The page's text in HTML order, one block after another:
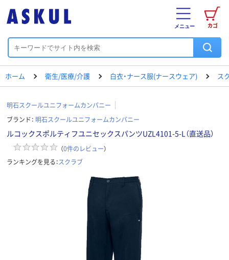
カゴ
メニュー
ホーム 衛生/医療/介護 白衣・ナース服(ナースウェア) ス
明石スクールユニフォームカンパニー
ブランド： 明石スクールユニフォームカンパニー
ルコックスポルティフユニセックスパンツUZL4101-5-L（直送品）
（0件のレビュー）
ランキングを見る：スクラブ